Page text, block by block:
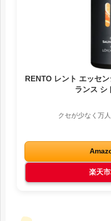
RENTO レント エッセ
ランス シ
クセが少なく万
楽天